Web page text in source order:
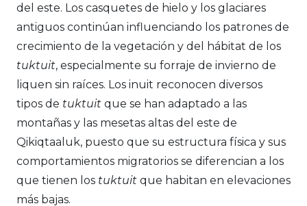
del este. Los casquetes de hielo y los glaciares
antiguos continúan influenciando los patrones de
crecimiento de la vegetación y del hábitat de los
tuktuit, especialmente su forraje de invierno de
liquen sin raíces. Los inuit reconocen diversos
tipos de tuktuit que se han adaptado a las
montañas y las mesetas altas del este de
Qikiqtaaluk, puesto que su estructura física y sus
comportamientos migratorios se diferencian a los
que tienen los tuktuit que habitan en elevaciones
más bajas.